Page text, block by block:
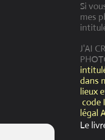
Si
mes
J'AI
dans
lieux
code
légal
Le